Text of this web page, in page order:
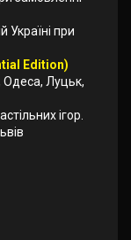
Україні при
Edition)
Одеса, Луцьк,
ігор.